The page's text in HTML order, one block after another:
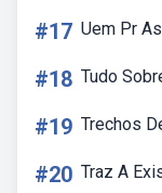
#17 Uem Pr
#18 Tudo
#19 Trechos
#20 Traz A